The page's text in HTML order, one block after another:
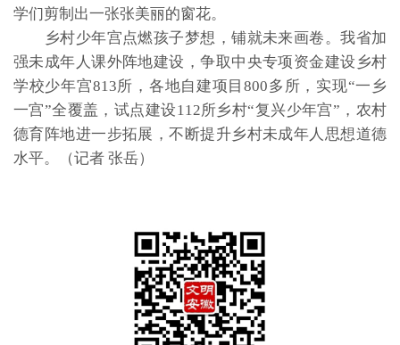
学们剪制出一张张美丽的窗花。
乡村少年宫点燃孩子梦想，铺就未来画卷。我省加
强未成年人课外阵地建设，争取中央专项资金建设乡村
学校少年宫813所，各地自建项目800多所，实现“一乡
一宫”全覆盖，试点建设112所乡村“复兴少年宫”，农村
德育阵地进一步拓展，不断提升乡村未成年人思想道德
水平。（记者 张岳）